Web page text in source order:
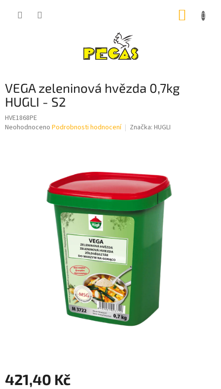
VEGA zeleninová hvězda 0,7kg
HUGLI - S2
HVE1868PE
Průměrné
Neohodnoceno Podrobnosti hodnocení Značka: HUGLI
421,40 Kč